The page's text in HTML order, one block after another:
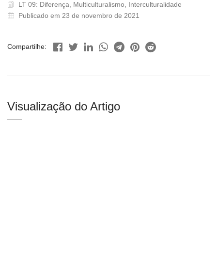
LT 09: Diferença, Multiculturalismo, Interculturalidade
Publicado em 23 de novembro de 2021
Compartilhe:
Visualização do Artigo